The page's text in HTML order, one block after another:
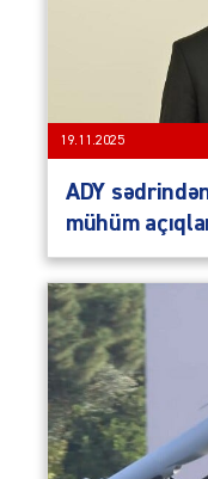
19.11.2025
ADY
mühüm